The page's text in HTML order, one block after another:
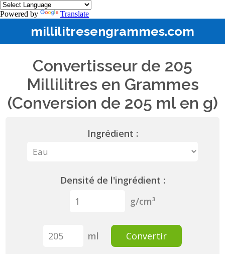
Powered by Translate
millilitresengrammes.com
Convertisseur de 205
Millilitres en Grammes
(Conversion de 205 ml en g)
Ingrédient :
Densité de l'ingrédient :
g/cm³
ml Convertir